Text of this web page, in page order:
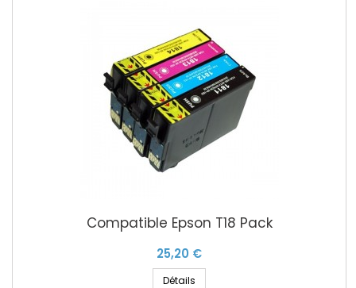
Compatible Epson T18 Pack
25,20 €
Détails